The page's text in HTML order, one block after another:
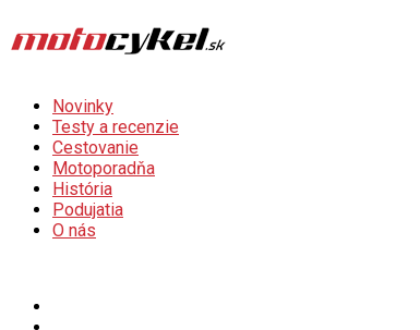
Novinky
Testy a recenzie
Cestovanie
Motoporadňa
História
Podujatia
O nás